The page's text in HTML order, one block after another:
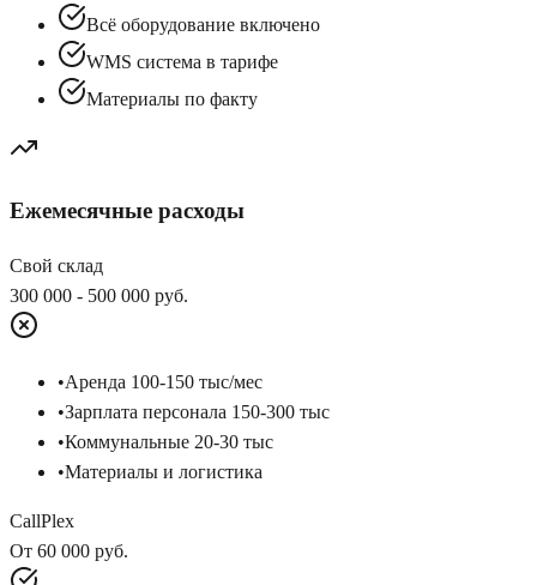
Всё оборудование включено
WMS система в тарифе
Материалы по факту
Ежемесячные расходы
Свой склад
300 000 - 500 000 руб.
•Аренда 100-150 тыс/мес
•Зарплата персонала 150-300 тыс
•Коммунальные 20-30 тыс
•Материалы и логистика
CallPlex
От 60 000 руб.